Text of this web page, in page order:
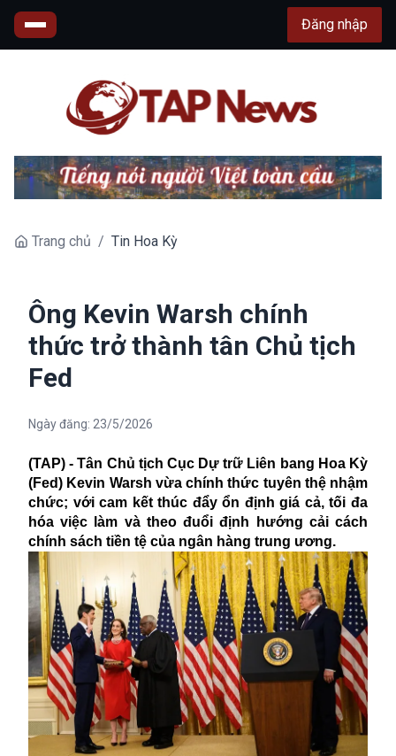
Đăng nhập
Trang chủ / Tin Hoa Kỳ
Ông Kevin Warsh chính
thức trở thành tân Chủ tịch
Fed
Ngày đăng: 23/5/2026
(TAP) - Tân Chủ tịch Cục Dự trữ Liên bang Hoa Kỳ
(Fed) Kevin Warsh vừa chính thức tuyên thệ nhậm
chức; với cam kết thúc đẩy ổn định giá cả, tối đa
hóa việc làm và theo đuổi định hướng cải cách
chính sách tiền tệ của ngân hàng trung ương.